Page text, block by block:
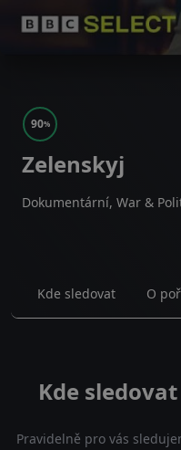
90%
Zelenskyj
Dokumentární, War &
Kde sledovat O
Kde
Pravidelně pro vás